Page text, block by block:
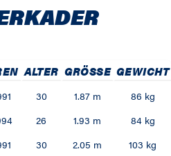
ALTER GRÖSSE GEWICHT
30 1.87 m
86 kg
26 1.93 m
84 kg
30 2.05 m
103 kg